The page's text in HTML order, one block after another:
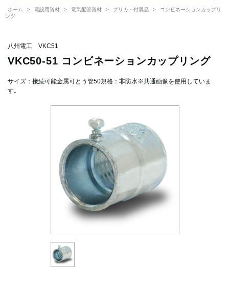
ホーム > 電設用資材 > 電気配管資材 > プリカ・付属品 >
コンビネーションカップリ
ング
八州電工 VKC51
VKC50-51 コンビネーションカップリング
サイズ：接続可能金属可とう管50規格：非防水※共通画像を使用していま
す。